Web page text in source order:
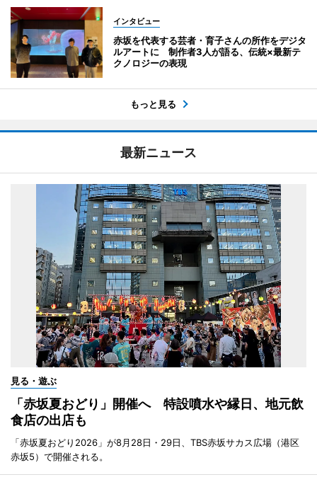
インタビュー
赤坂を代表する芸者・育子さんの所作をデジタ
ルアートに 制作者3人が語る、伝統×最新テ
クノロジーの表現
もっと見る
最新ニュース
見る・遊ぶ
「赤坂夏おどり」開催へ 特設噴水や縁日、地元飲
食店の出店も
「赤坂夏おどり2026」が8月28日・29日、TBS赤坂サカス広場（港区
赤坂5）で開催される。